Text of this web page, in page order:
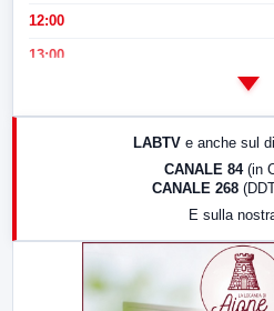
12:00
13:00
LABTV e anche sul
CANALE 84 (in
CANALE 268
E sulla